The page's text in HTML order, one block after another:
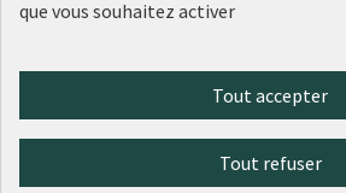
Plateforme de participation citoyenne de la
(Lien externe)
Plateforme de participation citoyenne
(Lien externe)
Plateforme de participation
(Lien externe)
Plateforme de participation
(Lien externe)
Plateforme de
(Lien externe)
que vous souhaitez activer
Tout accepter
Tout refuser